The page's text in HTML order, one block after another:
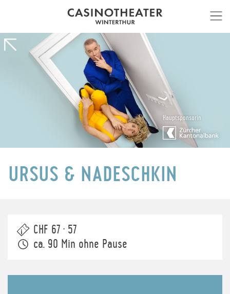
Hauptsponsorin
URSUS & NADESCHKIN
CHF 67 · 57
ca. 90 Min ohne Pause